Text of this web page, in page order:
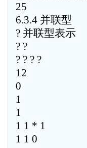
25
6.3.4 并联型
? 并联型表示
? ?
? ? ? ?
12
0
1
1
1 1 * 1
1 1 0